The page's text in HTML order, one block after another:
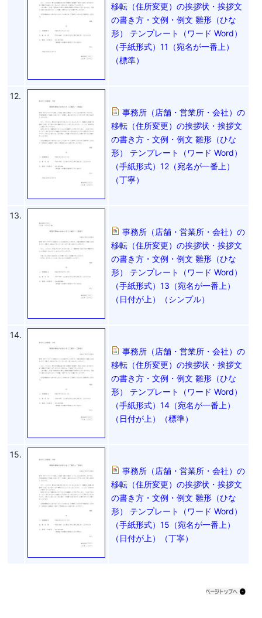
移転（住所変更）の挨拶状・挨拶文
の書き方・文例・例文 雛形（ひな
形） テンプレート（ワード Word）
（手紙形式）11（宛名が一番上）
（標準）
12.
事務所（店舗・営業所・会社）の
移転（住所変更）の挨拶状・挨拶文
の書き方・文例・例文 雛形（ひな
形） テンプレート（ワード Word）
（手紙形式）12（宛名が一番上）
（丁寧）
13.
事務所（店舗・営業所・会社）の
移転（住所変更）の挨拶状・挨拶文
の書き方・文例・例文 雛形（ひな
形） テンプレート（ワード Word）
（手紙形式）13（宛名が一番上）
（日付が上）（シンプル）
14.
事務所（店舗・営業所・会社）の
移転（住所変更）の挨拶状・挨拶文
の書き方・文例・例文 雛形（ひな
形） テンプレート（ワード Word）
（手紙形式）14（宛名が一番上）
（日付が上）（標準）
15.
事務所（店舗・営業所・会社）の
移転（住所変更）の挨拶状・挨拶文
の書き方・文例・例文 雛形（ひな
形） テンプレート（ワード Word）
（手紙形式）15（宛名が一番上）
（日付が上）（丁寧）